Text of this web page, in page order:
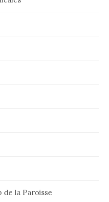
la Paroisse